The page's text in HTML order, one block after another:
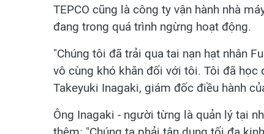
TEPCO cũng là công ty vận hành nhà
đang trong quá trình ngừng hoạt động.
"Chúng tôi đã trải qua tai nạn hạt nhân
vô cùng khó khăn đối với tôi. Tôi đã học
Takeyuki Inagaki, giám đốc điều hành
Ông Inagaki - người từng là quản lý tại